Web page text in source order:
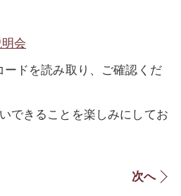
会
ードを読み取り、ご確認くだ
できることを楽しみにしてお
次へ